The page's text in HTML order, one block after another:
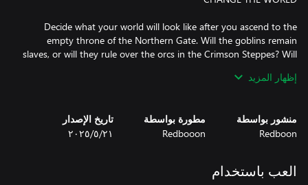
Decide what your world will look like after you ascend to the
empty throne of the Northern Gate. Will the goblins remain
slaves, or will they rule over the orcs in the Crimson Steppes? Will
Collect powerful artifacts, build unbeatable decks and fight the
إظهار المزيد
منشور بواسطة
Redboon
مطورة بواسطة
Redbooon
تاريخ الإصدار
٢١‏/٥‏/٢٠٢٥
العب باستخدام